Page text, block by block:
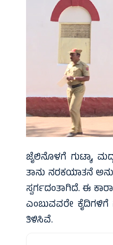
ಜೈಲಿನೊಳಗೆ ಗುಟ್ಕಾ,
ತಾನು ನರಕಯಾತನೆ
ಸ್ವರ್ಗದಂತಾಗಿದೆ. ಈ
ಎಂಬುವವರೇ
ತಿಳಿಸಿವೆ.